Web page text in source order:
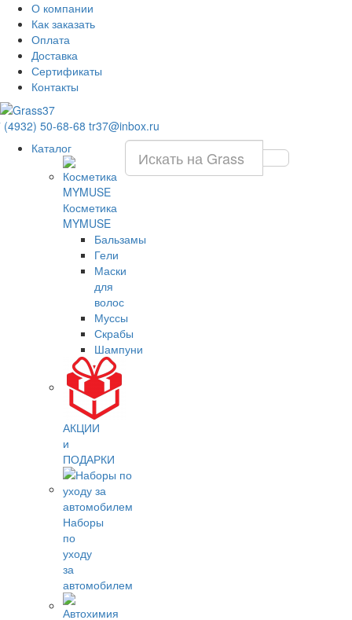
О компании
Как заказать
Оплата
Доставка
Сертификаты
Контакты
(4932) 50-68-68 tr37@inbox.ru
Каталог
Косметика
MYMUSE
Бальзамы
Гели
Маски
для
волос
Муссы
Скрабы
Шампуни
АКЦИИ
и
ПОДАРКИ
Наборы
по
уходу
за
автомобилем